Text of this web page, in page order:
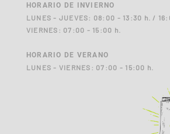
HORARIO DE INVIERNO
LUNES - JUEVES: 08:00 - 13:30 h. /
VIERNES: 07:00 - 15:00 h.
HORARIO DE VERANO
LUNES - VIERNES: 07:00 - 15:00 h.